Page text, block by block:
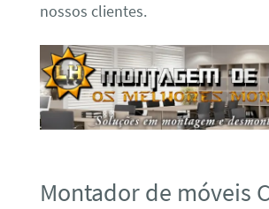
nossos clientes.
Montador de móveis